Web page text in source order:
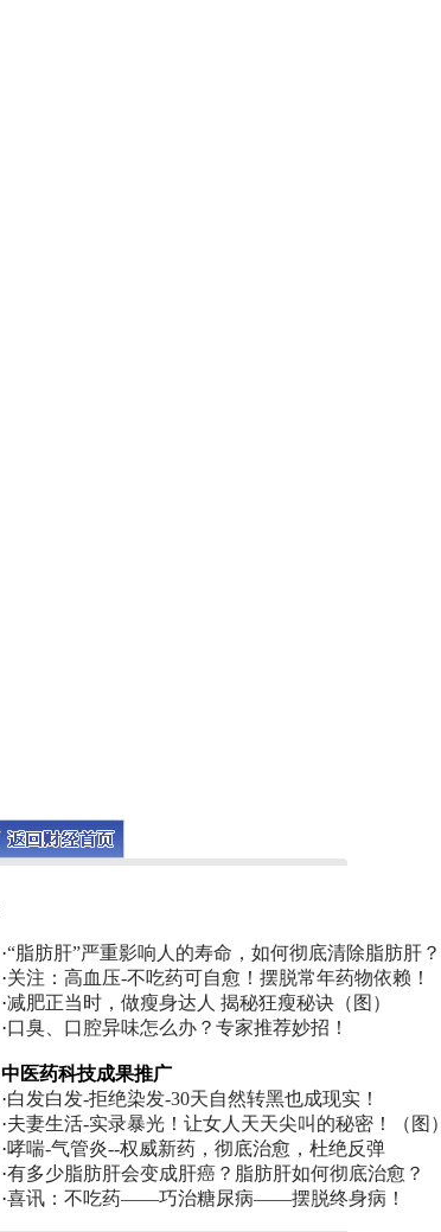
·“脂肪肝”严重影响人的寿命，如何彻底清除脂肪肝？
·关注：高血压-不吃药可自愈！摆脱常年药物依赖！
·减肥正当时，做瘦身达人 揭秘狂瘦秘诀（图）
·口臭、口腔异味怎么办？专家推荐妙招！
中医药科技成果推广
·白发白发-拒绝染发-30天自然转黑也成现实！
·夫妻生活-实录暴光！让女人天天尖叫的秘密！（图）
·哮喘-气管炎--权威新药，彻底治愈，杜绝反弹
·有多少脂肪肝会变成肝癌？脂肪肝如何彻底治愈？
·喜讯：不吃药——巧治糖尿病——摆脱终身病！